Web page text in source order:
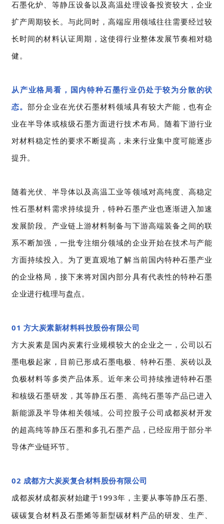
石墨化炉、等静压设备以及高温处理设备投资较大，企业
扩产周期较长。与此同时，高端应用领域往往需要经过较
长时间的材料认证周期，这使得行业整体发展节奏相对稳
健。
从产业格局看，国内特种石墨行业仍处于较为分散的状
态。部分企业在光伏石墨材料领域具有较大产能，也有企
业在半导体或核级石墨方面进行技术布局。随着下游行业
对材料稳定性的要求不断提高，未来行业集中度可能逐步
提升。
随着光伏、半导体以及高温工业等领域对高纯度、高稳定
性石墨材料需求持续提升，特种石墨产业也逐渐进入加速
发展阶段。产业链上游材料制备与下游高端装备之间的联
系不断加强，一批专注细分领域的企业开始在技术与产能
方面持续投入。为了更直观地了解当前国内特种石墨产业
的企业格局，接下来将对国内部分具有代表性的特种石墨
企业进行梳理与盘点。
01 方大炭素新材料科技股份有限公司
方大炭素是国内炭素行业规模较大的企业之一，公司以石
墨电极起家，目前已形成石墨电极、特种石墨、炭砖以及
负极材料等多类产品体系。近年来公司持续推进特种石墨
和核级石墨研发，其等静压石墨、高纯石墨等产品已进入
新能源及半导体相关领域。公司控股子公司成都炭材开发
的超高纯等静压石墨和多孔石墨产品，已经应用于部分半
导体产业链环节。
02 成都方大炭炭复合材料股份有限公司
成都炭材成都炭材始建于1993年，主要从事等静压石墨、
碳碳复合材料及石墨烯等新型碳材料产品的研发、生产、